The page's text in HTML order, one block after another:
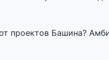
проектов Башина?